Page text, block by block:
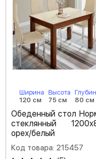
Ширина
120 см
Высота
75 см
80 см
Обеденный стол
стеклянный
орех/белый
Код товара: 215457